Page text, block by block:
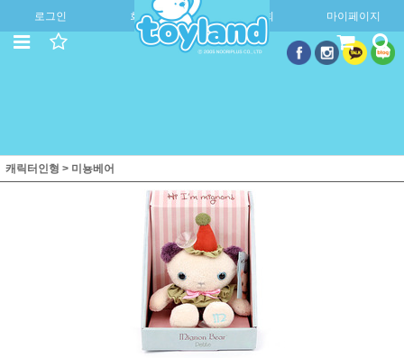
로그인 회원가입 주문조회 마이페이지
캐릭터인형 > 미뇽베어